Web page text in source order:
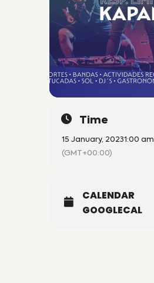
Time
15 January, 20231:00 am
(GMT+00:00)
CALENDAR
GOOGLECAL